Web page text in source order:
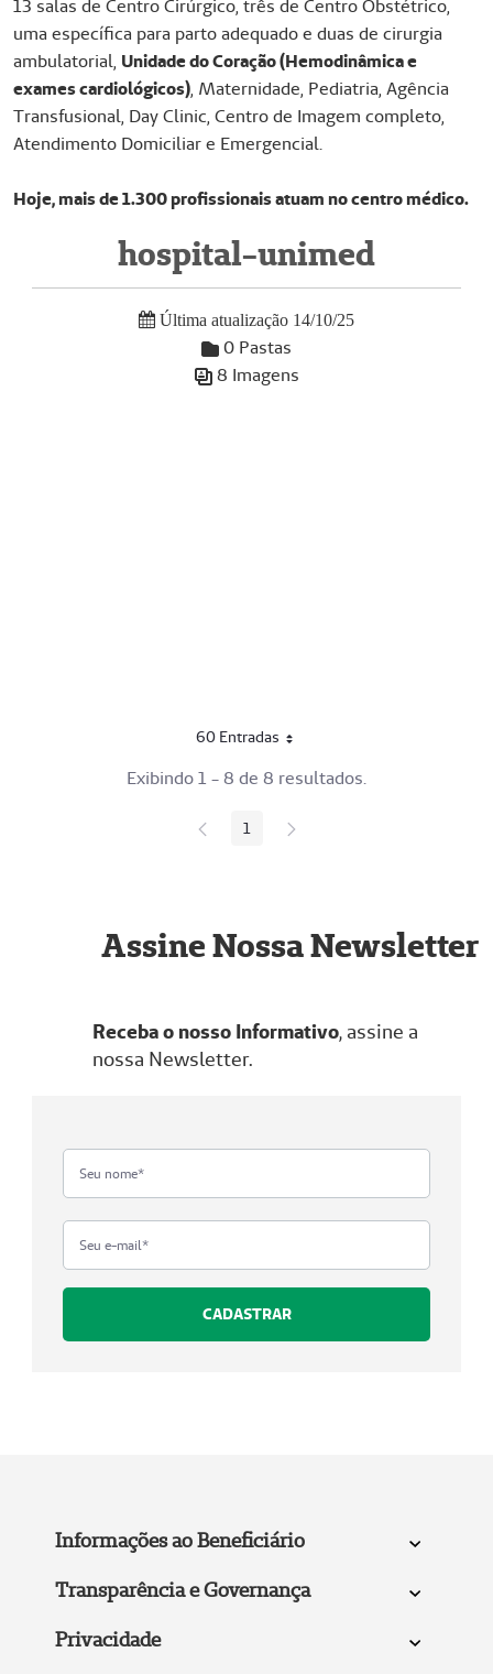
13 salas de Centro Cirúrgico, três de Centro Obstétrico,
uma específica para parto adequado e duas de cirurgia
ambulatorial, Unidade do Coração (Hemodinâmica e
exames cardiológicos), Maternidade, Pediatria, Agência
Transfusional, Day Clinic, Centro de Imagem completo,
Atendimento Domiciliar e Emergencial.
Hoje, mais de 1.300 profissionais atuam no centro médico.
hospital-unimed
Última atualização 14/10/25
0 Pastas
8 Imagens
60 EntradasPor página
Exibindo 1 - 8 de 8 resultados.
Página
1
Assine Nossa Newsletter
Receba o nosso Informativo, assine a
nossa Newsletter.
CADASTRAR
Informações ao Beneficiário
Transparência e Governança
Privacidade